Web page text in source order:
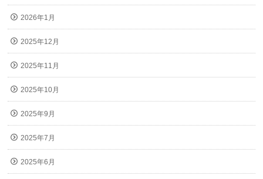
2026年1月
2025年12月
2025年11月
2025年10月
2025年9月
2025年7月
2025年6月